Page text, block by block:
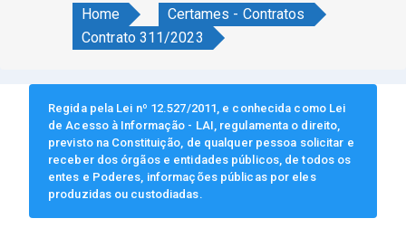
Home
Certames - Contratos
Contrato 311/2023
Regida pela Lei nº 12.527/2011, e conhecida como Lei
de Acesso à Informação - LAI, regulamenta o direito,
previsto na Constituição, de qualquer pessoa solicitar e
receber dos órgãos e entidades públicos, de todos os
entes e Poderes, informações públicas por eles
produzidas ou custodiadas.